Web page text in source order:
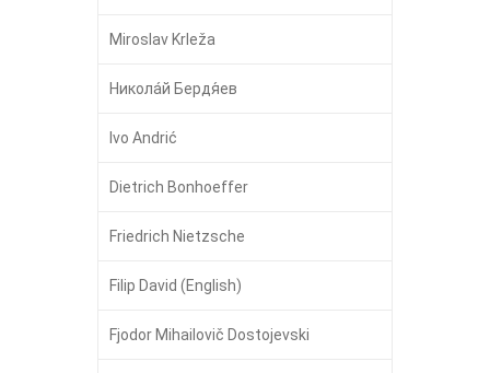
Miroslav Krleža
Никола́й Бердя́ев
Ivo Andrić
Dietrich Bonhoeffer
Friedrich Nietzsche
Filip David (English)
Fjodor Mihailovič Dostojevski